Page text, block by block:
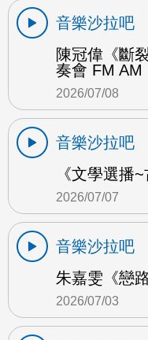
音樂沙拉吧
陳冠偉《斷
奏會 FM AM
2026/07/08
音樂沙拉吧
《文學選播
2026/07/07
音樂沙拉吧
朱嘉雯《戀
2026/07/03